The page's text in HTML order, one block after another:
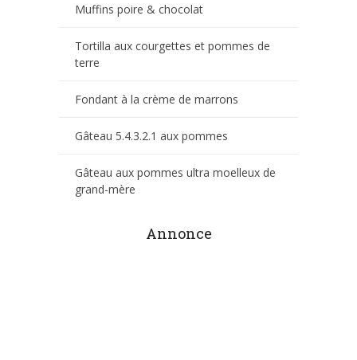
Muffins poire & chocolat
Tortilla aux courgettes et pommes de
terre
Fondant à la crème de marrons
Gâteau 5.4.3.2.1 aux pommes
Gâteau aux pommes ultra moelleux de
grand-mère
Annonce